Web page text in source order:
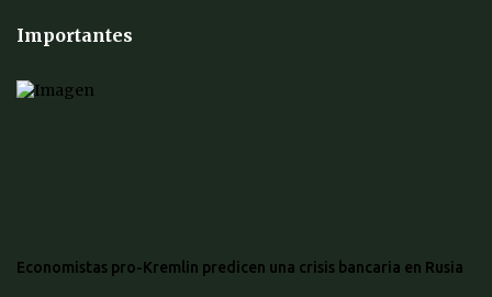
Importantes
Economistas pro-Kremlin predicen una crisis bancaria en Rusia